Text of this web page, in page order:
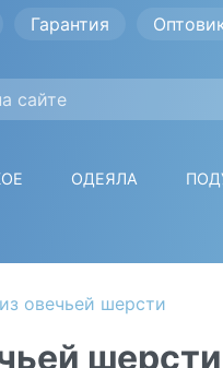
Гарантия
ОДЕЯЛА
овечьей шерсти
шерсти